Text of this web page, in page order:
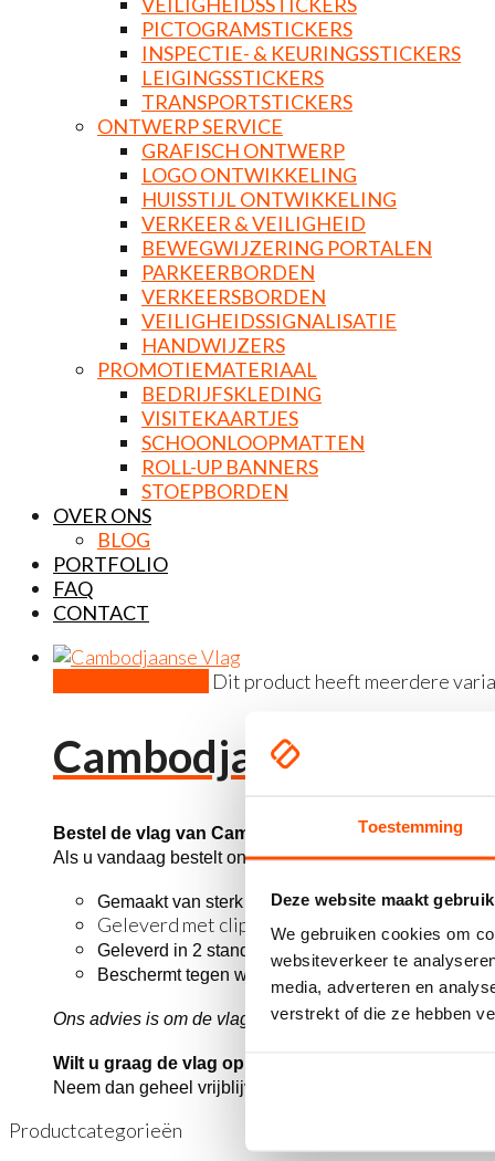
Toestemming
Deze website maakt
We gebruiken cookies om
websiteverkeer te
media, adverteren en
verstrekt of die ze hebben
PICTOGRAMSTICKERS
INSPECTIE- & KEURINGSSTICKERS
LEIGINGSSTICKERS
TRANSPORTSTICKERS
ONTWERP SERVICE
GRAFISCH ONTWERP
LOGO ONTWIKKELING
HUISSTIJL ONTWIKKELING
VERKEER & VEILIGHEID
BEWEGWIJZERING PORTALEN
PARKEERBORDEN
VERKEERSBORDEN
VEILIGHEIDSSIGNALISATIE
HANDWIJZERS
PROMOTIEMATERIAAL
BEDRIJFSKLEDING
VISITEKAARTJES
SCHOONLOOPMATTEN
ROLL-UP BANNERS
STOEPBORDEN
OVER ONS
BLOG
PORTFOLIO
FAQ
CONTACT
Dit product heeft meerdere
Cambodjaanse vlag
Bestel de vlag van Cambodja.
Als u vandaag bestelt ontvangt u de vlag binnen drie a
Gemaakt van sterk glanspolyester
Geleverd met clips
Geleverd in 2 standaardmaten 100×150 cm en
Beschermt tegen wind, regen en uv-straling
Ons advies is om de vlag 2 keer per jaar te vervangen.
Wilt u graag de vlag op maat?
Neem dan geheel vrijblijvend contact op met één van
Productcategorieën